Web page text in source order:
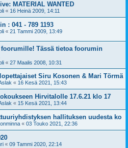
MATERIAL WANTED
« 16 Heinä 2009, 14:11
: 041 - 789 1193
« 21 Tammi 2009, 13:49
Tässä tietoa foorumin
« 27 Maalis 2008, 10:31
Siru Kosonen & Mari Törmä
« 16 Kesä 2021, 15:43
Hirvitalolle 17.6.21 klo 17
« 15 Kesä 2021, 13:44
hallituksen uudesta ko
« 03 Touko 2021, 22:36
« 09 Tammi 2020, 22:14